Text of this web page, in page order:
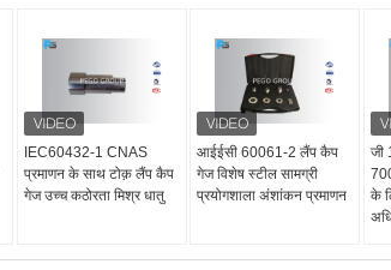
IEC60432-1 CNAS
प्रमाणन के साथ टोक़ लैंप कैप
गेज उच्च कठोरता मिश्र धातु
आईईसी 60061-2 लैंप कैप
गेज विशेष स्टील सामग्री
प्रयोगशाला अंशांकन प्रमाणन
जी
के